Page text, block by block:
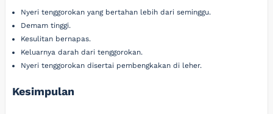
Nyeri tenggorokan yang bertahan lebih dari seminggu.
Demam tinggi.
Kesulitan bernapas.
Keluarnya darah dari tenggorokan.
Nyeri tenggorokan disertai pembengkakan di leher.
Kesimpulan